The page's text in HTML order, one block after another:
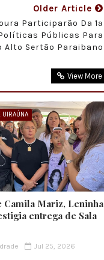
Older Article
Participarão Da 1ª
Públicas Para
Alto Sertão Paraibano
View More
UIRAÚNA
Camila Mariz, Leninha
entrega de Sala
Jul 25, 2026